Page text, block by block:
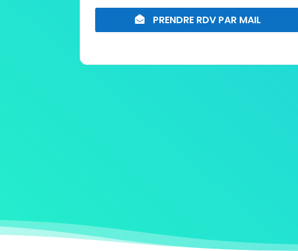
PRENDRE RDV PAR MAIL